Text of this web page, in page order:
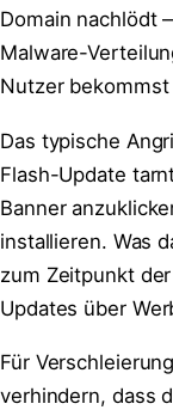
Domain nachlödt
Malware-
Nutzer
Das typische
Flash-Update
Banner
installieren. Was
zum Zeitpunkt
Updates über
Für
verhindern, dass